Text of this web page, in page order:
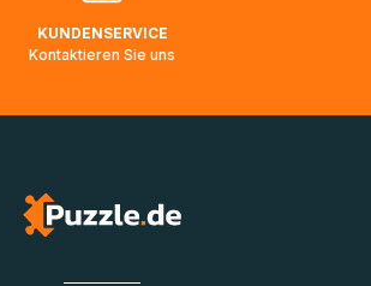
KUNDENSERVICE
Kontaktieren Sie uns